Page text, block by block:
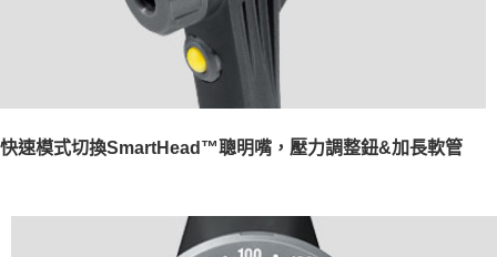
快速模式切換SmartHead™聰明嘴，壓力調整鈕&加長軟管